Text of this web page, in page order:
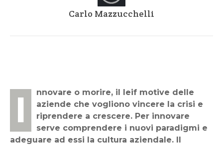
Carlo Mazzucchelli
Innovare o morire, il leif motive delle
aziende che vogliono vincere la crisi e
riprendere a crescere. Per innovare
serve comprendere i nuovi paradigmi e
adeguare ad essi la cultura aziendale. Il